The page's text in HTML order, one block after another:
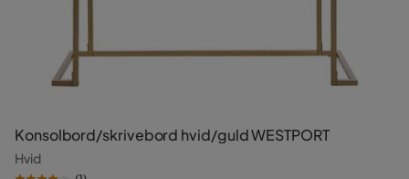
Konsolbord/skrivebord hvid/guld WESTPORT
Hvid